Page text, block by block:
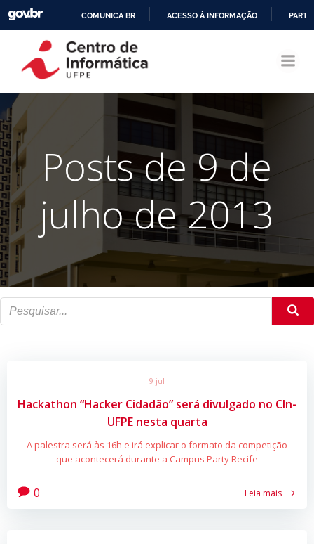
CONTEÚDO
COMUNICA BR ACESSO À INFORMAÇÃO
Posts de 9 de
julho de 2013
9 jul
Hackathon “Hacker Cidadão” será divulgado no CIn-
UFPE nesta quarta
A palestra será às 16h e irá explicar o formato da competição
que acontecerá durante a Campus Party Recife
0 Leia mais